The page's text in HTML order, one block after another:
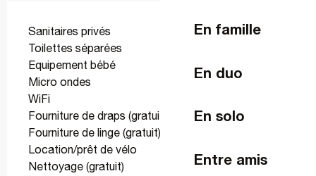
En famille
En duo
En solo
Entre amis
Sanitaires privés
Toilettes séparées
Equipement bébé
Micro ondes
WiFi
Fourniture de draps (gratuit)
Fourniture de linge (gratuit)
Location/prêt de vélo
Nettoyage (gratuit)